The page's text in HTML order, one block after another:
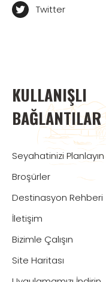
Twitter
KULLANIŞLI
BAĞLANTILAR
Seyahatinizi Planlayın
Broşürler
Destinasyon Rehberi
İletişim
Bizimle Çalışın
Site Haritası